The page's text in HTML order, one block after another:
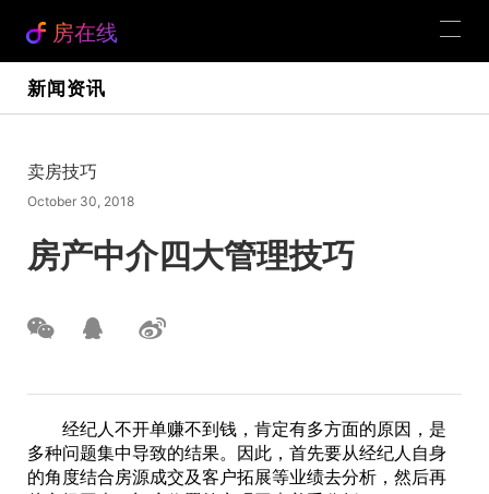
房在线
新闻资讯
卖房技巧
October 30, 2018
房产中介四大管理技巧
经纪人不开单赚不到钱，肯定有多方面的原因，是
多种问题集中导致的结果。因此，首先要从经纪人自身
的角度结合房源成交及客户拓展等业绩去分析，然后再